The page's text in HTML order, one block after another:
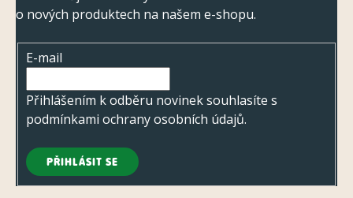
o nových produktech na našem e-shopu.
E-mail
Přihlášením k odběru novinek souhlasíte s
podmínkami ochrany osobních údajů.
PŘIHLÁSIT SE